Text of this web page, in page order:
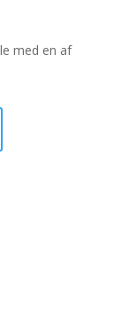
med en af